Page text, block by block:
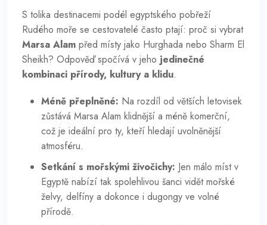
S tolika destinacemi podél egyptského pobřeží
Rudého moře se cestovatelé často ptají: proč si vybrat
Marsa Alam před místy jako Hurghada nebo Sharm El
Sheikh? Odpověď spočívá v jeho jedinečné
kombinaci přírody, kultury a klidu.
Méně přeplněné: Na rozdíl od větších letovisek
zůstává Marsa Alam klidnější a méně komerční,
což je ideální pro ty, kteří hledají uvolněnější
atmosféru.
Setkání s mořskými živočichy: Jen málo míst v
Egyptě nabízí tak spolehlivou šanci vidět mořské
želvy, delfíny a dokonce i dugongy ve volné
přírodě.